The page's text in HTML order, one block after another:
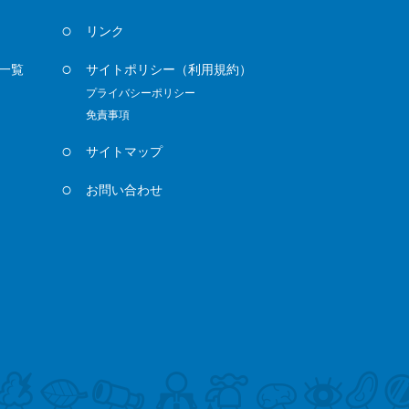
覧
リンク
サイトポリシー （利用規約）
プライバシーポリシー
免責事項
サイトマップ
お問い合わせ